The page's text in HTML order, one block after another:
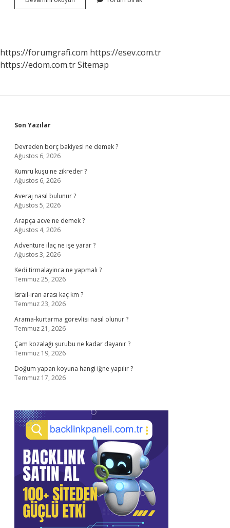
Ne
https://forumgrafi.com https://esev.com.tr
https://edom.com.trSitemap
Sidebar
Son Yazılar
Devreden borç bakiyesi ne demek ?
Ağustos 6, 2026
Kumru kuşu ne zikreder ?
Ağustos 6, 2026
Averaj nasıl bulunur ?
Ağustos 5, 2026
Arapça acve ne demek ?
Ağustos 4, 2026
Adventure ilaç ne işe yarar ?
Ağustos 3, 2026
Kedi tirmalayinca ne yapmalı ?
Temmuz 25, 2026
Israıl-ıran arası kaç km ?
Temmuz 23, 2026
Arama-kurtarma görevlisi nasıl olunur ?
Temmuz 21, 2026
Çam kozalağı şurubu ne kadar dayanır ?
Temmuz 19, 2026
Doğum yapan koyuna hangi iğne yapılır ?
Temmuz 17, 2026